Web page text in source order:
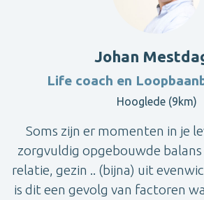
Johan
Life coach en
Hooglede (9km)
Soms zijn er momenten in je
zorgvuldig opgebouwde balans
relatie, gezin .. (bijna) uit
is dit een gevolg van factoren